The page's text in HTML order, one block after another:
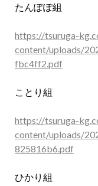
たんぽぽ組
https://tsuruga-
content/uploads/
fbc4ff2.pdf
ことり組
https://tsuruga-
content/uploads/
825816b6.pdf
ひかり組